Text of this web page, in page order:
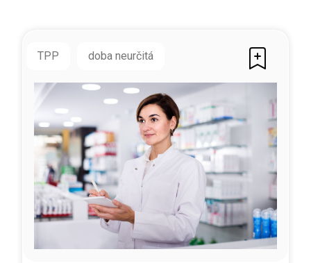
TPP doba neurčitá